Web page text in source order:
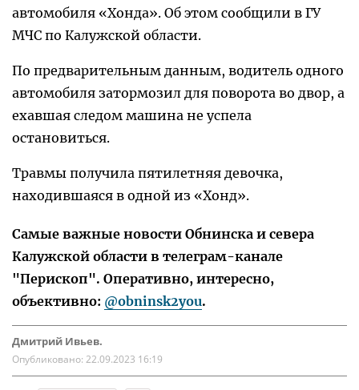
автомобиля «Хонда». Об этом сообщили в ГУ
МЧС по Калужской области.
По предварительным данным, водитель одного
автомобиля затормозил для поворота во двор, а
ехавшая следом машина не успела
остановиться.
Травмы получила пятилетняя девочка,
находившаяся в одной из «Хонд».
Самые важные новости Обнинска и севера
Калужской области в телеграм-канале
"Перископ". Оперативно, интересно,
объективно: @obninsk2you.
Дмитрий Ивьев.
Опубликовано: 22.09.2023 16:19